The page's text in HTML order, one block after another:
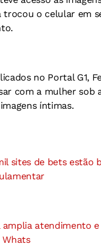
trocou o celular em
no Portal G1,
com a mulher sob
íntimas.
sites de bets estão
amplia atendimento e
Whats